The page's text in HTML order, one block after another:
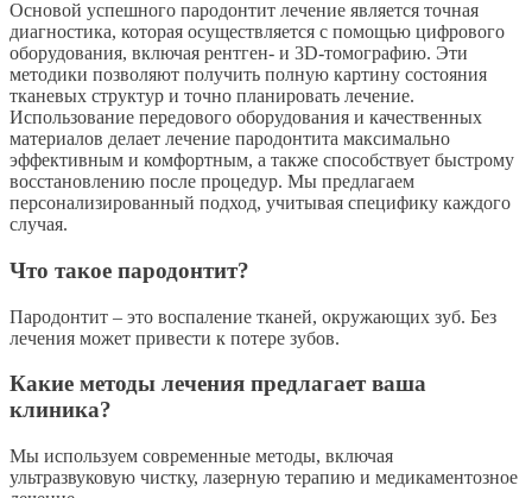
Основой успешного пародонтит лечение является точная
диагностика, которая осуществляется с помощью цифрового
оборудования, включая рентген- и 3D-томографию. Эти
методики позволяют получить полную картину состояния
тканевых структур и точно планировать лечение.
Использование передового оборудования и качественных
материалов делает лечение пародонтита максимально
эффективным и комфортным, а также способствует быстрому
восстановлению после процедур. Мы предлагаем
персонализированный подход, учитывая специфику каждого
случая.
Что такое пародонтит?
Пародонтит – это воспаление тканей, окружающих зуб. Без
лечения может привести к потере зубов.
Какие методы лечения предлагает ваша
клиника?
Мы используем современные методы, включая
ультразвуковую чистку, лазерную терапию и медикаментозное